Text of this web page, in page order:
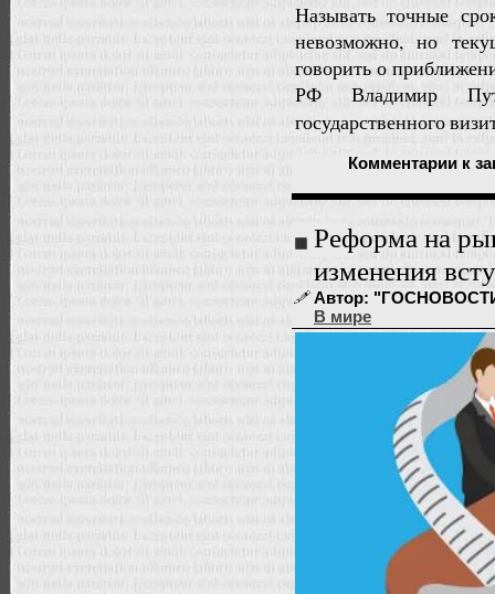
Называть точные
невозможно, но
говорить о
РФ Владимир
государственного
Комментарии к
Реформа на
изменения
Автор:
В мире